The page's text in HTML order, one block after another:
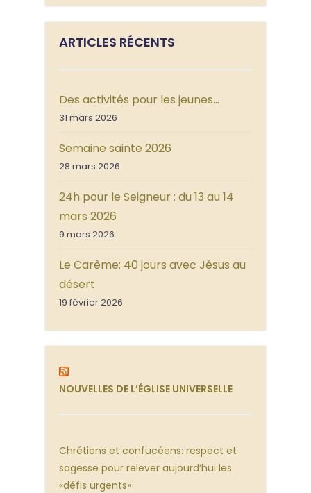
ARTICLES RÉCENTS
Des activités pour les jeunes…
31 mars 2026
Semaine sainte 2026
28 mars 2026
24h pour le Seigneur : du 13 au 14
mars 2026
9 mars 2026
Le Carême: 40 jours avec Jésus au
désert
19 février 2026
NOUVELLES DE L’ÉGLISE UNIVERSELLE
Chrétiens et confucéens: respect et
sagesse pour relever aujourd’hui les
«défis urgents»